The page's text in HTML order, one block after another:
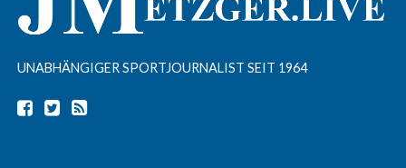
UNABHÄNGIGER SPORTJOURNALIST SEIT 1964